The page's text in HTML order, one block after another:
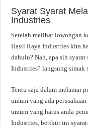
Syarat Syarat
Industries
Setelah melihat lowongan
Hasil Raya Industries kita
dahulu? Nah, apa sih
Industries? langsung simak
Tentu saja dalam melamar
umum yang ada
umum yang harus anda
Industries, berikut ini